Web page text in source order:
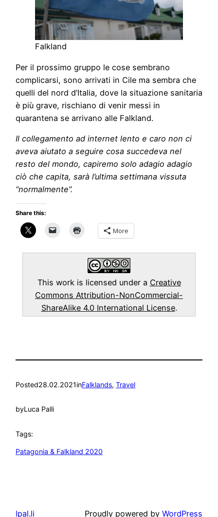
Falkland
Per il prossimo gruppo le cose sembrano
complicarsi, sono arrivati in Cile ma sembra che
quelli del nord d’Italia, dove la situazione sanitaria
è più grave, rischiano di venir messi in
quarantena se arrivano alle Falkland.
Il collegamento ad internet lento e caro non ci
aveva aiutato a seguire cosa succedeva nel
resto del mondo, capiremo solo adagio adagio
ciò che capita, sarà l’ultima settimana vissuta
“normalmente”.
Share this:
More
This work is licensed under a Creative
Commons Attribution-NonCommercial-
ShareAlike 4.0 International License.
Posted28.02.2021inFalklands, Travel
byLuca Palli
Tags:
Patagonia & Falkland 2020
lpal.li Proudly powered by WordPress